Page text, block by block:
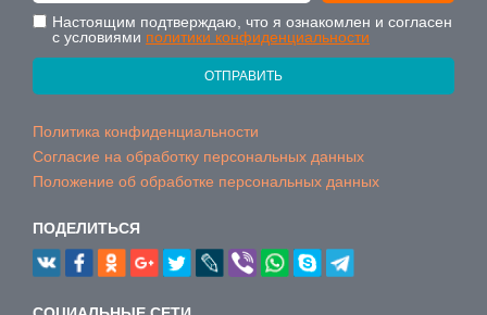
Настоящим подтверждаю, что я ознакомлен и согласен
с условиями политики конфиденциальности
ОТПРАВИТЬ
Политика конфиденциальности
Согласие на обработку персональных данных
Положение об обработке персональных данных
ПОДЕЛИТЬСЯ